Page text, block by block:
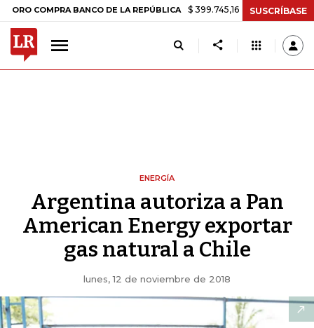
BANCO DE LA REPÚBLICA $ 399.745,16 +$ 2.295,71 +0,58%
SUSCRÍBASE
ENERGÍA
Argentina autoriza a Pan
American Energy exportar
gas natural a Chile
lunes, 12 de noviembre de 2018